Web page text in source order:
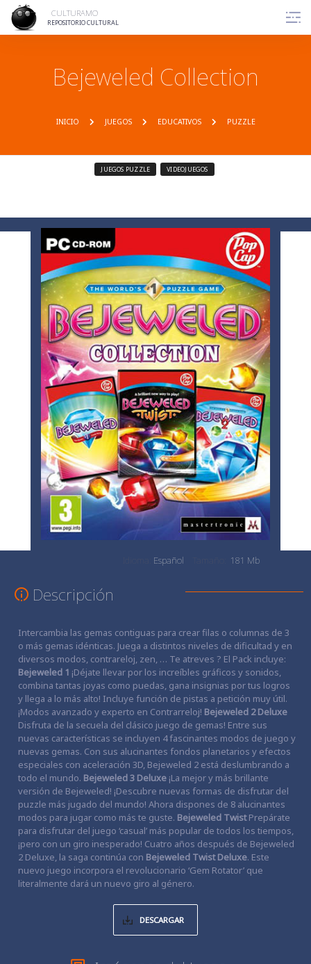
CULTURAMO
REPOSITORIO CULTURAL
Bejeweled Collection
INICIO JUEGOS EDUCATIVOS PUZZLE
JUEGOS PUZZLE VIDEOJUEGOS
Español 181 Mb
Descripción
Intercambia las gemas contiguas para crear filas o columnas de 3
o más gemas idénticas. Juega a distintos niveles de dificultad y en
diversos modos, contrareloj, zen, … Te atreves ? El Pack incluye:
Bejeweled 1 ¡Déjate llevar por los increíbles gráficos y sonidos,
combina tantas joyas como puedas, gana insignias por tus logros
y llega a lo más alto! Incluye función de pistas a petición muy útil.
¡Modos avanzado y experto en Contrarreloj! Bejeweled 2 Deluxe
Disfruta de la secuela del clásico juego de gemas! Entre sus
nuevas características se incluyen 4 fascinantes modos de juego y
nuevas gemas. Con sus alucinantes fondos planetarios y efectos
especiales con aceleración 3D, Bejeweled 2 está deslumbrando a
todo el mundo. Bejeweled 3 Deluxe ¡La mejor y más brillante
versión de Bejeweled! ¡Descubre nuevas formas de disfrutar del
puzzle más jugado del mundo! Ahora dispones de 8 alucinantes
modos para jugar como más te guste. Bejeweled TwistPrepárate
para disfrutar del juego ‘casual’ más popular de todos los tiempos,
¡pero con un giro inesperado! Cuatro años después de Bejeweled
2 Deluxe, la saga continúa con Bejeweled Twist Deluxe. Este
nuevo juego incorpora el revolucionario ‘Gem Rotator’ que
literalmente dará un nuevo giro al género.
DESCARGAR